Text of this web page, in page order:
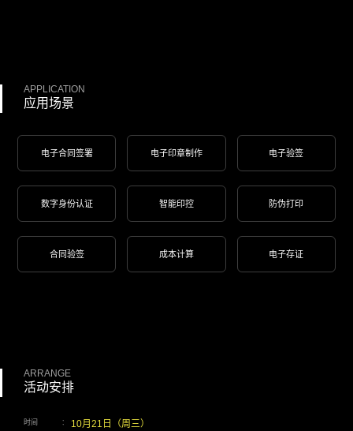
APPLICATION
应用场景
电子合同签署 电子印章制作 电子验签
数字身份认证 智能印控 防伪打印
合同验签 成本计算 电子存证
ARRANGE
活动安排
时间 ： 10月21日（周三）